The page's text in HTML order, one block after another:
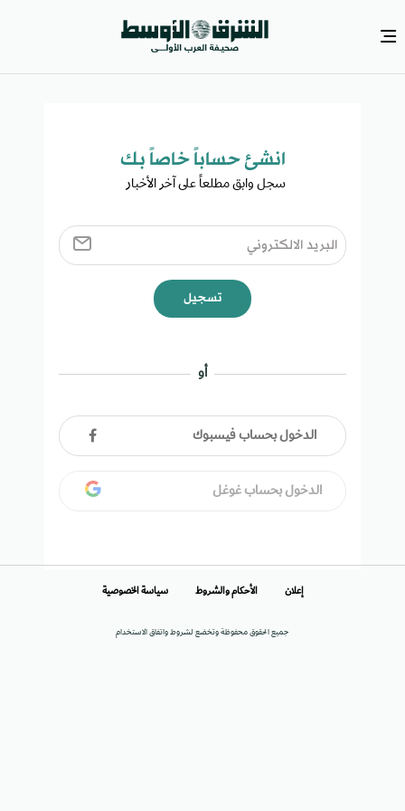
انشئ حساباً خاصاً بك​
سجل وابق مطلعاً على آخر الأخبار ​
تسجيل
أو
الدخول بحساب فيسبوك
الدخول بحساب غوغل
جميع الحقوق محفوظة وتخضع لشروط واتفاق الاستخدام
إعلان الأحكام والشروط سياسة الخصوصية